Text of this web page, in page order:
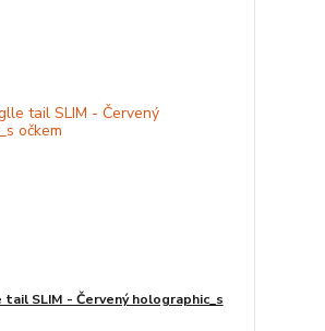
tail SLIM - Červený holographic_s